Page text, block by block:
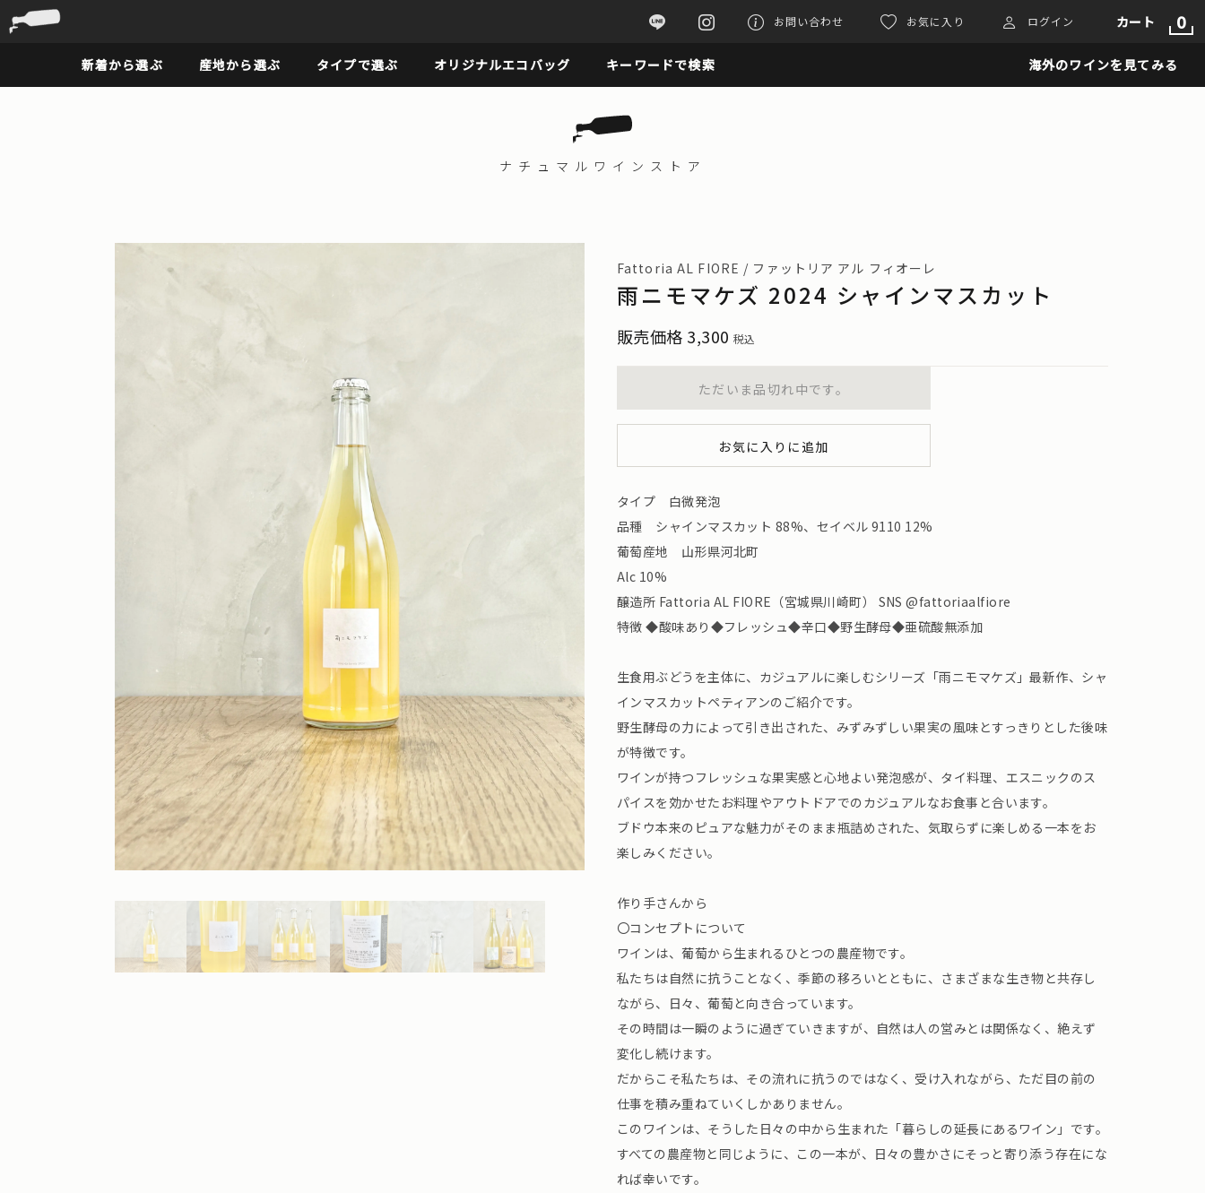
お問い合わせ お気に入り ログイン カート 0
新着から選ぶ 産地から選ぶ タイプで選ぶ オリジナルエコバッグ キーワードで検索 海外のワインを見てみる
ナチュマル ワインストア
Fattoria AL FIORE / ファットリア アル フィオーレ
雨ニモマケズ 2024 シャインマスカット
販売価格 3,300 税込
ただいま品切れ中です。
お気に入りに追加
タイプ 白微発泡
品種 シャインマスカット 88%、セイベル 9110 12%
葡萄産地 山形県河北町
Alc 10%
醸造所 Fattoria AL FIORE（宮城県川崎町） SNS @fattoriaalfiore
特徴 ◆酸味あり◆フレッシュ◆辛口◆野生酵母◆亜硫酸無添加
生食用ぶどうを主体に、カジュアルに楽しむシリーズ「雨ニモマケズ」最新作、シャ
インマスカットペティアンのご紹介です。
野生酵母の力によって引き出された、みずみずしい果実の風味とすっきりとした後味
が特徴です。
ワインが持つフレッシュな果実感と心地よい発泡感が、タイ料理、エスニックのス
パイスを効かせたお料理やアウトドアでのカジュアルなお食事と合います。
ブドウ本来のピュアな魅力がそのまま瓶詰めされた、気取らずに楽しめる一本をお
楽しみください。
作り手さんから
〇コンセプトについて
ワインは、葡萄から生まれるひとつの農産物です。
私たちは自然に抗うことなく、季節の移ろいとともに、さまざまな生き物と共存し
ながら、日々、葡萄と向き合っています。
その時間は一瞬のように過ぎていきますが、自然は人の営みとは関係なく、絶えず
変化し続けます。
だからこそ私たちは、その流れに抗うのではなく、受け入れながら、ただ目の前の
仕事を積み重ねていくしかありません。
このワインは、そうした日々の中から生まれた「暮らしの延長にあるワイン」です。
すべての農産物と同じように、この一本が、日々の豊かさにそっと寄り添う存在にな
れば幸いです。